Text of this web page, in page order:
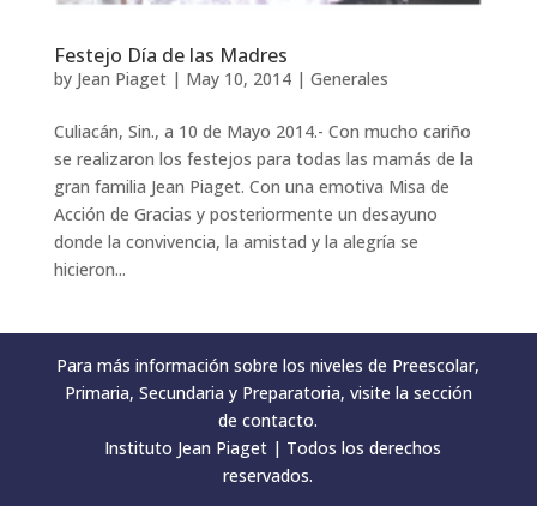
Festejo Día de las Madres
by Jean Piaget| May 10, 2014| Generales
Culiacán, Sin., a 10 de Mayo 2014.- Con mucho cariño
se realizaron los festejos para todas las mamás de la
gran familia Jean Piaget. Con una emotiva Misa de
Acción de Gracias y posteriormente un desayuno
donde la convivencia, la amistad y la alegría se
hicieron...
Para más información sobre los niveles de Preescolar,
Primaria, Secundaria y Preparatoria, visite la sección
de contacto.
Instituto Jean Piaget | Todos los derechos
reservados.